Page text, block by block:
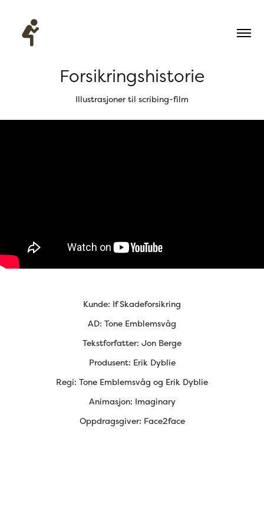
Forsikringshistorie
Illustrasjoner til scribing-film
Kunde: If Skadeforsikring
AD: Tone Emblemsvåg
Tekstforfatter: Jon Berge
Produsent: Erik Dyblie
Regi: Tone Emblemsvåg og Erik Dyblie
Animasjon: Imaginary
Oppdragsgiver: Face2face